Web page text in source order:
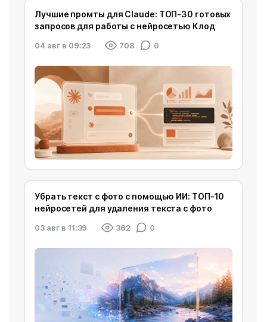
Лучшие промты для Claude: ТОП-30 готовых
запросов для работы с нейросетью Клод
04 авг в 09:23 708 0
Убрать текст с фото с помощью ИИ: ТОП-10
нейросетей для удаления текста с фото
03 авг в 11:39 362 0